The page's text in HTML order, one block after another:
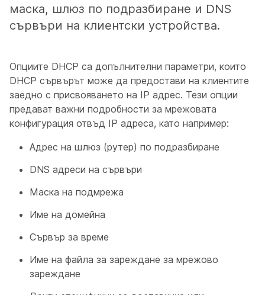
маска, шлюз по подразбиране и DNS
сървъри на клиентски устройства.
Опциите DHCP са допълнителни параметри, които
DHCP сървърът може да предостави на клиентите
заедно с присвояването на IP адрес. Тези опции
предават важни подробности за мрежовата
конфигурация отвъд IP адреса, като например:
Адрес на шлюз (рутер) по подразбиране
DNS адреси на сървъри
Маска на подмрежа
Име на домейна
Сървър за време
Име на файла за зареждане за мрежово
зареждане